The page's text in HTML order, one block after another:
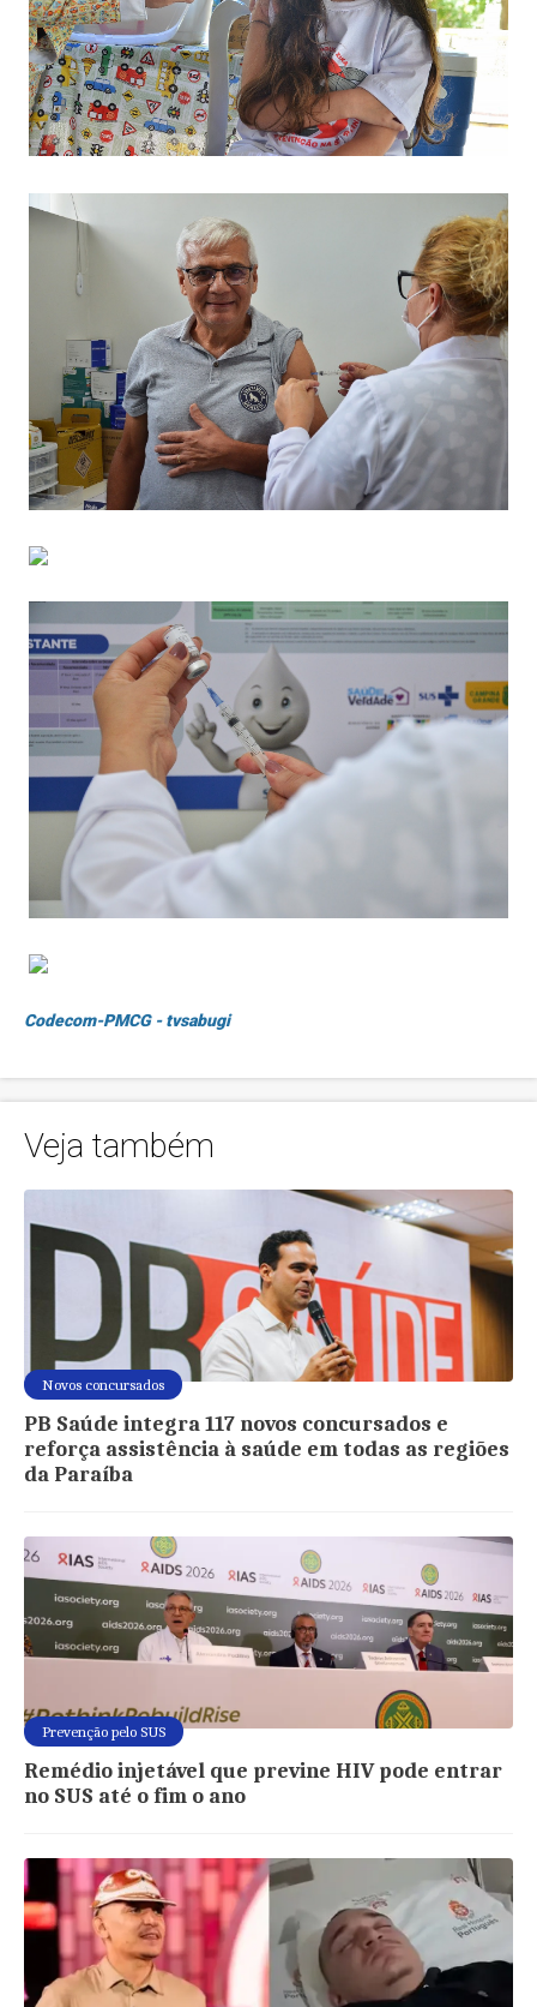
Codecom-PMCG - tvsabugi
Veja também
Novos concursados
PB Saúde integra 117 novos concursados e
reforça assistência à saúde em todas as regiões
da Paraíba
Prevenção pelo SUS
Remédio injetável que previne HIV pode entrar
no SUS até o fim o ano